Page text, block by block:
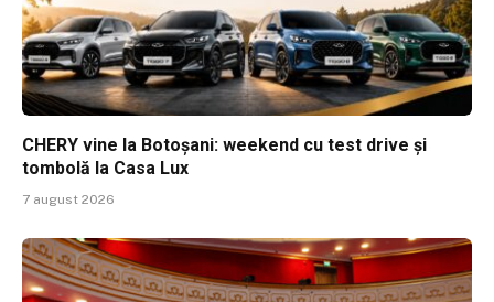
CHERY vine la Botoșani: weekend cu test drive și
tombolă la Casa Lux
7 august 2026